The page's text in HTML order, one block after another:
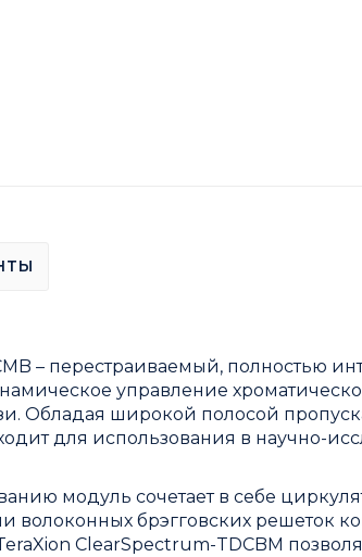
– перестраиваемый, полностью
управление
Обладая широкой полосой
для использования в научно-
модуль сочетает в себе
волоконных брэгговских решеток
ClearSpectrum-TDCBM